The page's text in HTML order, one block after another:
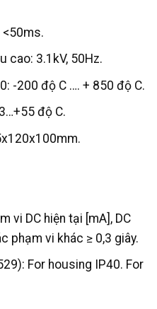
<50ms.
cao: 3.1kV, 50Hz.
-200 độ C …. + 850 độ C.
độ C.
vi DC hiện tại [mA], DC
phạm vi khác ≥ 0,3 giây.
For housing IP40. For